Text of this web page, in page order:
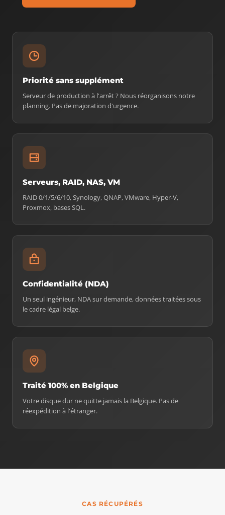
Priorité sans supplément
Serveur de production à l'arrêt ? Nous réorganisons notre
planning. Pas de majoration d'urgence.
Serveurs, RAID, NAS, VM
RAID 0/1/5/6/10, Synology, QNAP, VMware, Hyper-V,
Proxmox, bases SQL.
Confidentialité (NDA)
Un seul ingénieur, NDA sur demande, données traitées sous
le cadre légal belge.
Traité 100% en Belgique
Votre disque dur ne quitte jamais la Belgique. Pas de
réexpédition à l'étranger.
CAS RÉCUPÉRÉS